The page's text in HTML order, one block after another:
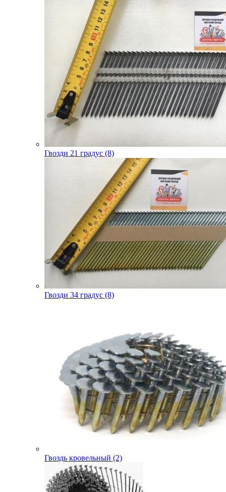
Гвозди 21 градус (8)
Гвозди 34 градус (8)
Гвоздь кровельный (2)